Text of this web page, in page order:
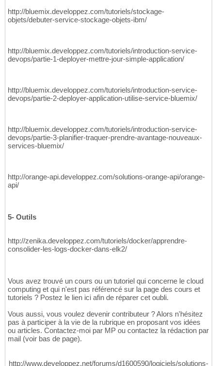
http://bluemix.developpez.com/tutoriels/stockage-
objets/debuter-service-stockage-objets-ibm/
http://bluemix.developpez.com/tutoriels/introduction-service-
devops/partie-1-deployer-mettre-jour-simple-application/
http://bluemix.developpez.com/tutoriels/introduction-service-
devops/partie-2-deployer-application-utilise-service-bluemix/
http://bluemix.developpez.com/tutoriels/introduction-service-
devops/partie-3-planifier-traquer-prendre-avantage-nouveaux-
services-bluemix/
http://orange-api.developpez.com/solutions-orange-api/orange-
api/
5- Outils
http://zenika.developpez.com/tutoriels/docker/apprendre-
consolider-les-logs-docker-dans-elk2/
Vous avez trouvé un cours ou un tutoriel qui concerne le cloud
computing et qui n'est pas référencé sur la page des cours et
tutoriels ? Postez le lien ici afin de réparer cet oubli.
Vous aussi, vous voulez devenir contributeur ? Alors n'hésitez
pas à participer à la vie de la rubrique en proposant vos idées
ou articles. Contactez-moi par MP ou contactez la rédaction par
mail (voir bas de page).
http://www.developpez.net/forums/d1600590/logiciels/solutions-